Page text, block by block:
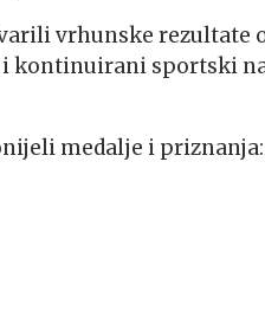
vrhunske rezultate
kontinuirani sportski
medalje i priznanja: